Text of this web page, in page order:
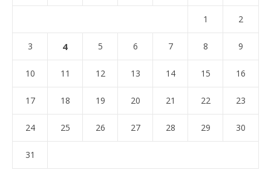
1 2
3 4 5 6 7 8 9
10 11 12 13 14 15 16
17 18 19 20 21 22 23
24 25 26 27 28 29 30
31